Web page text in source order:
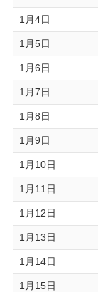
1月4日
1月5日
1月6日
1月7日
1月8日
1月9日
1月10日
1月11日
1月12日
1月13日
1月14日
1月15日